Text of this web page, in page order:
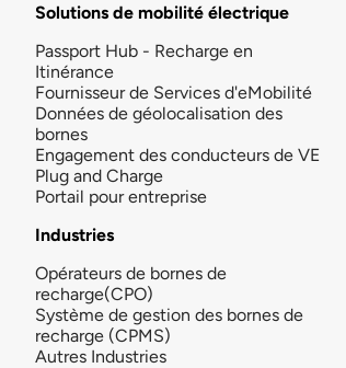
Solutions de mobilité électrique
Passport Hub - Recharge en
Itinérance
Fournisseur de Services d'eMobilité
Données de géolocalisation des
bornes
Engagement des conducteurs de VE
Plug and Charge
Portail pour entreprise
Industries
Opérateurs de bornes de
recharge(CPO)
Système de gestion des bornes de
recharge (CPMS)
Autres Industries